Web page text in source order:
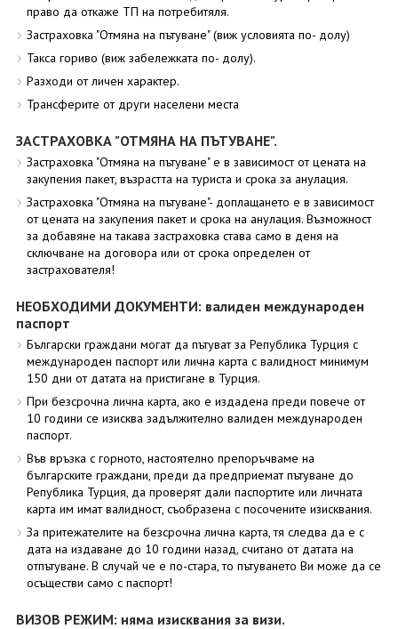
право да откаже ТП на потребитяля.
Застраховка "Отмяна на пътуване" (виж условията по- долу)
Такса гориво (виж забележката по- долу).
Разходи от личен характер.
Трансферите от други населени места
ЗАСТРАХОВКА "ОТМЯНА НА ПЪТУВАНЕ".
Застраховка "Отмяна на пътуване" е в зависимост от цената на
закупения пакет, възрастта на туриста и срока за анулация.
Застраховка "Отмяна на пътуване"- доплащането е в зависимост
от цената на закупения пакет и срока на анулация. Възможност
за добавяне на такава застраховка става само в деня на
сключване на договора или от срока определен от
застрахователя!
НЕОБХОДИМИ ДОКУМЕНТИ: валиден международен
паспорт
Български граждани могат да пътуват за Република Турция с
международен паспорт или лична карта с валидност минимум
150 дни от датата на пристигане в Турция.
При безсрочна лична карта, ако е издадена преди повече от
10 години се изисква задължително валиден международен
паспорт.
Във връзка с горното, настоятелно препоръчваме на
българските граждани, преди да предприемат пътуване до
Република Турция, да проверят дали паспортите или личната
карта им имат валидност, съобразена с посочените изисквания.
За притежателите на безсрочна лична карта, тя следва да е с
дата на издаване до 10 години назад, считано от датата на
отпътуване. В случай че е по-стара, то пътуването Ви може да се
осъществи само с паспорт!
ВИЗОВ РЕЖИМ: няма изисквания за визи.